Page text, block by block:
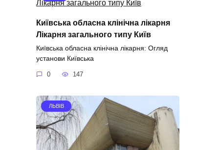
Київська обласна клінічна лікарня
Лікарня загального типу Київ
Київська обласна клінічна лікарня: Огляд
установи Київська
0 147
ЛЬВІВ